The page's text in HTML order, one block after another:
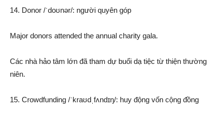
14. Donor /ˈdoʊnər/: người quyên góp
Major donors attended the annual charity gala.
Các nhà hảo tâm lớn đã tham dự buổi dạ tiệc từ thiện thường
niên.
15. Crowdfunding /ˈkraʊdˌfʌndɪŋ/: huy động vốn cộng đồng